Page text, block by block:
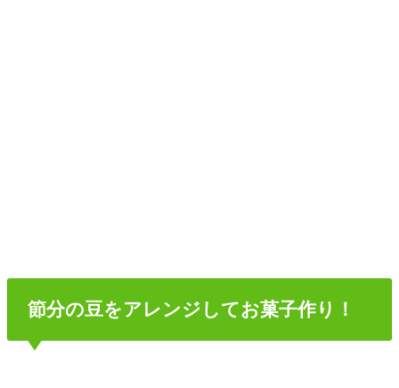
節分の豆をアレンジしてお菓子作り！